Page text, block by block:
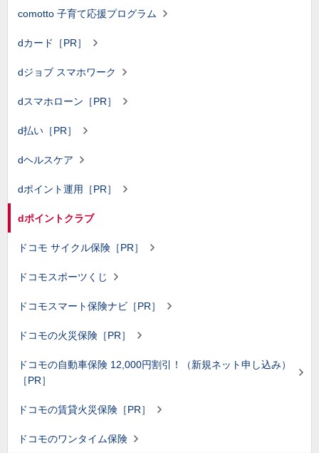
comotto 子育て応援プログラム
dカード［PR］
dジョブ スマホワーク
dスマホローン［PR］
d払い［PR］
dヘルスケア
dポイント運用［PR］
dポイントクラブ
ドコモ サイクル保険［PR］
ドコモスポーツくじ
ドコモスマート保険ナビ［PR］
ドコモの火災保険［PR］
ドコモの自動車保険 12,000円割引！（新規ネット申し込み）
［PR］
ドコモの賃貸火災保険［PR］
ドコモのワンタイム保険